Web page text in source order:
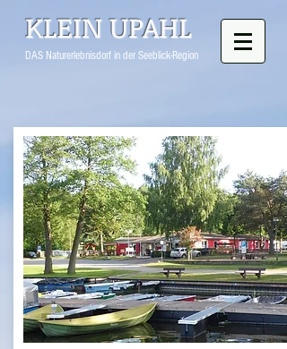
KLEIN UPAHL
DAS Naturerlebnisdorf in der Seeblick-Region